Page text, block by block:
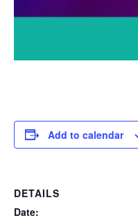
Add to calendar
DETAILS
Date: